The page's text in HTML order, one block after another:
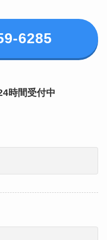
6285
時間受付中